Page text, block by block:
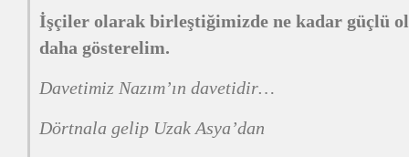
İşçiler olarak birleştiğimizde ne kadar güçlü
daha gösterelim.
Davetimiz Nazım’ın davetidir…
Dörtnala gelip Uzak Asya’dan